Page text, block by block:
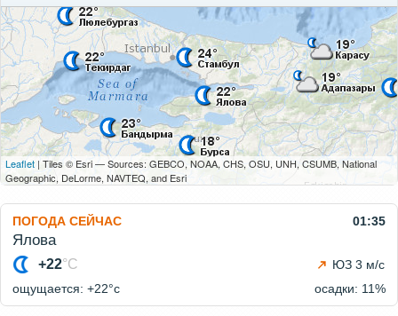
Leaflet | Tiles © Esri — Sources: GEBCO, NOAA, CHS, OSU, UNH, CSUMB, National
Geographic, DeLorme, NAVTEQ, and Esri
ПОГОДА СЕЙЧАС 01:35
Ялова
+22°C
ЮЗ 3 м/с
ощущается: +22°c
осадки: 11%